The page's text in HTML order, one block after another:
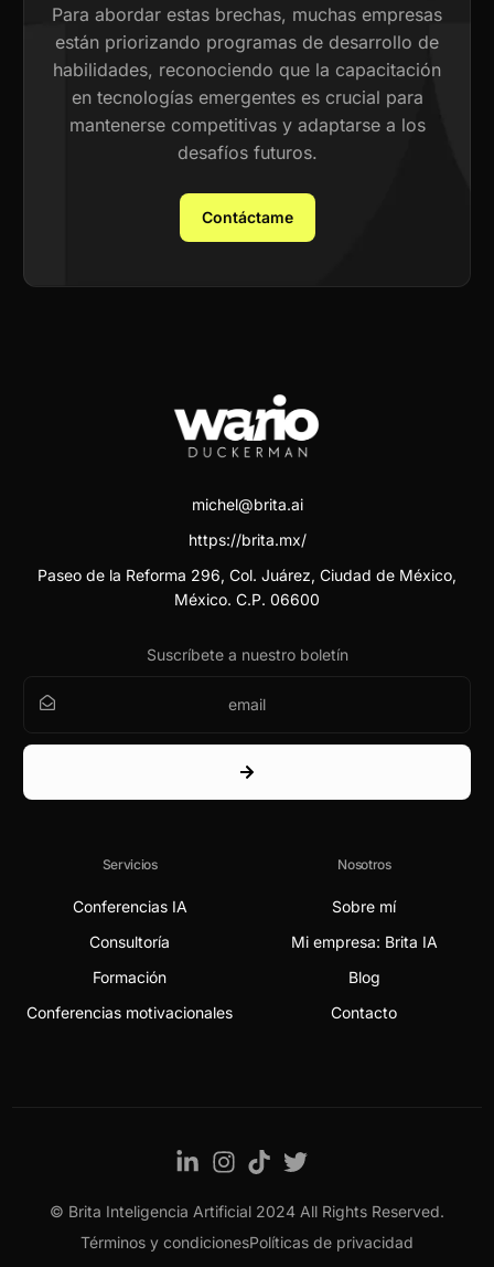
Para abordar estas brechas, muchas empresas
están priorizando programas de desarrollo de
habilidades, reconociendo que la capacitación
en tecnologías emergentes es crucial para
mantenerse competitivas y adaptarse a los
desafíos futuros.
Contáctame
michel@brita.ai
https://brita.mx/
Paseo de la Reforma 296, Col. Juárez, Ciudad de México,
México. C.P. 06600
Suscríbete a nuestro boletín
Servicios
Conferencias IA
Consultoría
Formación
Conferencias motivacionales
Nosotros
Sobre mí
Mi empresa: Brita IA
Blog
Contacto
© Brita Inteligencia Artificial 2024 All Rights Reserved.
Términos y condicionesPolíticas de privacidad
Contact